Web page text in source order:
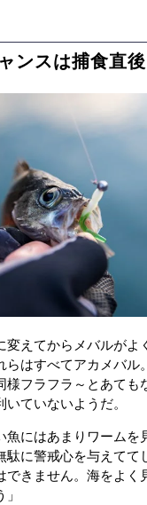
ンスは捕食直後
変えてからメバルがよ
らはすべてアカメバル
様フラフラ～とあても
ていないようだ。
魚にはあまりワームを
駄に警戒心を与えてて
できません。海をよく